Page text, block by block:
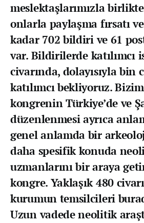
meslektaşlarımızla
onlarla paylaşma fırsatı
kadar 702 bildiri ve 61
var. Bildirilerde katılımcı
civarında, dolayısıyla bin
katılımcı bekliyoruz.
kongrenin Türkiye’de ve
düzenlenmesi ayrıca
genel anlamda bir
daha spesifik konuda
uzmanlarını bir araya
kongre. Yaklaşık 480
kurumun temsilcileri
Uzun vadede neolitik